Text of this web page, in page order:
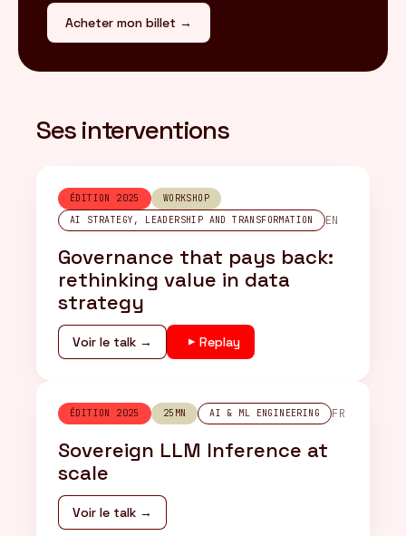
Acheter mon billet →
Ses interventions
ÉDITION 2025
WORKSHOP
AI STRATEGY, LEADERSHIP AND TRANSFORMATION
EN
Governance that pays back:
rethinking value in data
strategy
Voir le talk → Replay
ÉDITION 2025 25MN AI & ML ENGINEERING FR
Sovereign LLM Inference at
scale
Voir le talk →